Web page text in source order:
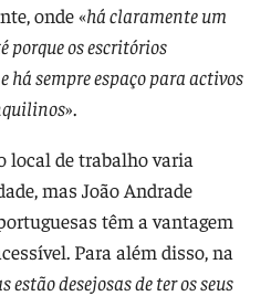
onde «há claramente um
porque os escritórios
há sempre espaço para activos
».
local de trabalho varia
mas João Andrade
têm a vantagem
Para além disso, na
estão desejosas de ter os seus